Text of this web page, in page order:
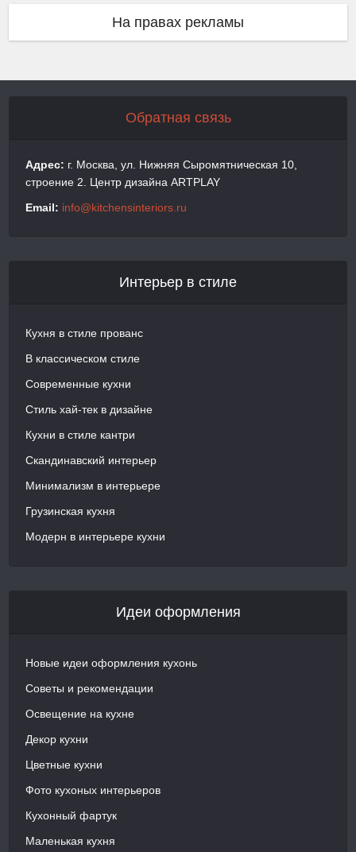
На правах рекламы
Обратная связь
Адрес: г. Москва, ул. Нижняя Сыромятническая 10,
строение 2. Центр дизайна ARTPLAY
Email: info@kitchensinteriors.ru
Интерьер в стиле
Кухня в стиле прованс
В классическом стиле
Современные кухни
Стиль хай-тек в дизайне
Кухни в стиле кантри
Скандинавский интерьер
Минимализм в интерьере
Грузинская кухня
Модерн в интерьере кухни
Идеи оформления
Новые идеи оформления кухонь
Советы и рекомендации
Освещение на кухне
Декор кухни
Цветные кухни
Фото кухоных интерьеров
Кухонный фартук
Маленькая кухня